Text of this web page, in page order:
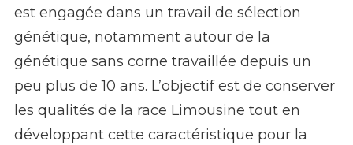
est engagée dans un travail de sélection
génétique, notamment autour de la
génétique sans corne travaillée depuis un
peu plus de 10 ans. L’objectif est de conserver
les qualités de la race Limousine tout en
développant cette caractéristique pour la